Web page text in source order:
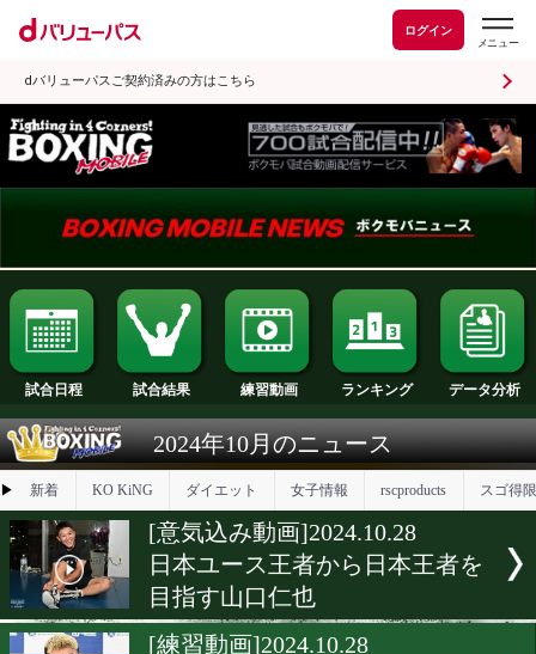
ログイン
dバリューパスご契約済みの方はこちら
試合日程 試合結果 練習動画 ランキング
2024年10月のニュース
新着 KO KiNG ダイエット
[意気込み動画]2024.10.28